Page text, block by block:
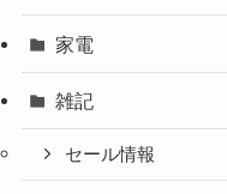
家電
雑記
セール情報